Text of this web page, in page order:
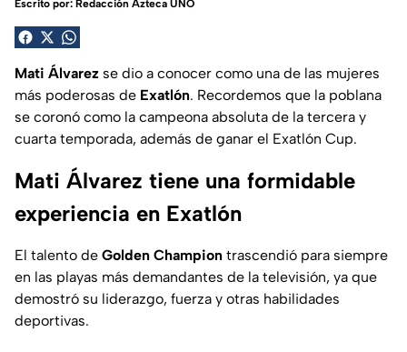
Escrito por: Redacción Azteca UNO
Mati Álvarez se dio a conocer como una de las mujeres
más poderosas de Exatlón. Recordemos que la poblana
se coronó como la campeona absoluta de la tercera y
cuarta temporada, además de ganar el Exatlón Cup.
Mati Álvarez tiene una formidable
experiencia en Exatlón
El talento de Golden Champion trascendió para siempre
en las playas más demandantes de la televisión, ya que
demostró su liderazgo, fuerza y otras habilidades
deportivas.